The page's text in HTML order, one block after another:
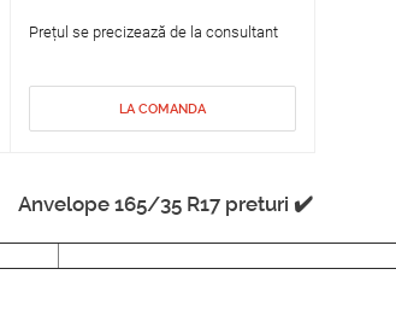
Prețul se precizează de la consultant
LA COMANDA
Anvelope 165/35 R17 preturi ✔️